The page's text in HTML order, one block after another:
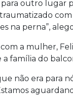
outro lugar
na perna”,
a mulher,
a família do
não era para